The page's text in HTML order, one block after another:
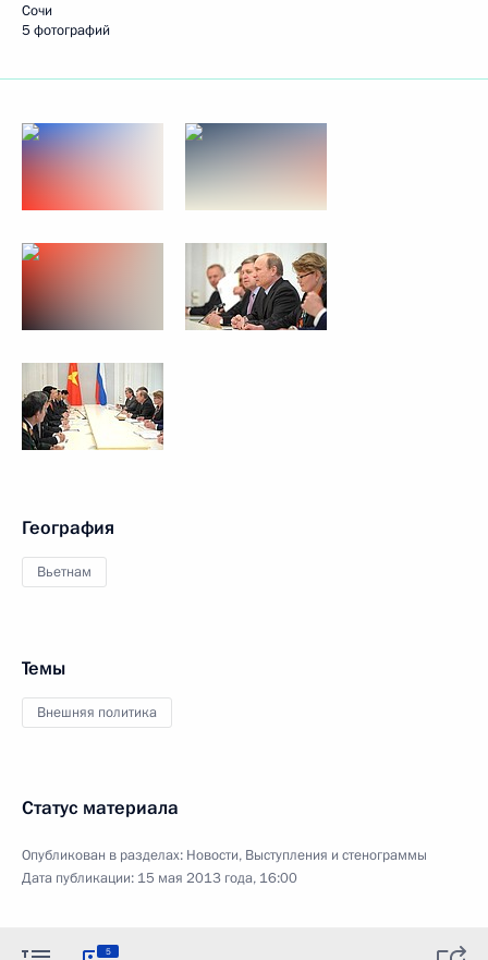
Сочи
5 фотографий
География
Вьетнам
Темы
Внешняя политика
Статус материала
Опубликован в разделах: Новости, Выступления и стенограммы
Дата публикации: 15 мая 2013 года, 16:00
5